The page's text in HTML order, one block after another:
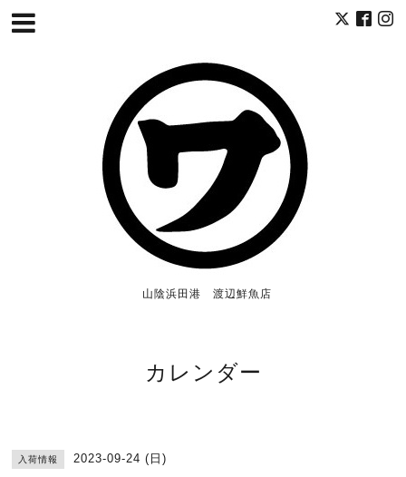
山陰浜田港 渡辺鮮魚店
カレンダー
入荷情報 2023-09-24 (日)